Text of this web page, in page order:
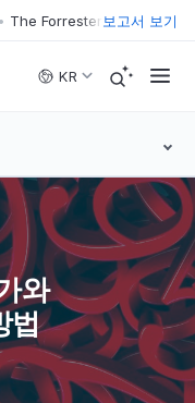
Wave™: XDR 플랫
보고서 보기
KR
와
법